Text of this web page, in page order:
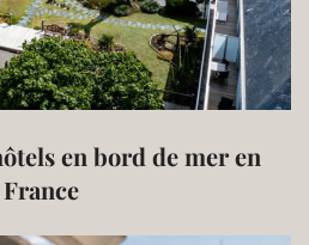
en bord de mer en
France